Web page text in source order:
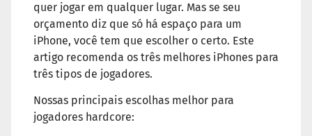
quer jogar em qualquer lugar. Mas se seu
orçamento diz que só há espaço para um
iPhone, você tem que escolher o certo. Este
artigo recomenda os três melhores iPhones para
três tipos de jogadores.
Nossas principais escolhas melhor para
jogadores hardcore: